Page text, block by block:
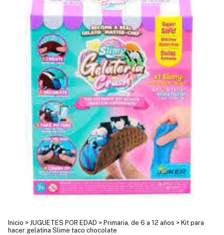
Inicio > JUGUETES POR EDAD > Primaria, de 6 a 12 años > Kit para
hacer gelatina Slime taco chocolate